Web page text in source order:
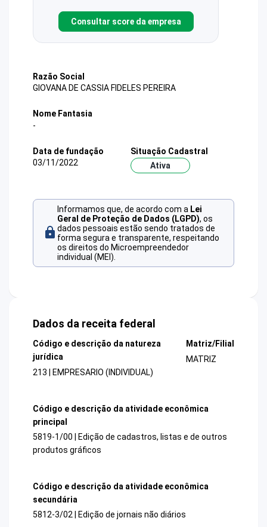
Consultar score da empresa
Razão Social
GIOVANA DE CASSIA FIDELES PEREIRA
Nome Fantasia
-
Data de fundação
03/11/2022
Situação Cadastral
Ativa
Informamos que, de acordo com a Lei
Geral de Proteção de Dados (LGPD), os
dados pessoais estão sendo tratados de
forma segura e transparente, respeitando
os direitos do Microempreendedor
individual (MEI).
Dados da receita federal
Código e descrição da natureza
jurídica
213 | EMPRESARIO (INDIVIDUAL)
Matriz/Filial
MATRIZ
Código e descrição da atividade econômica
principal
5819-1/00 | Edição de cadastros, listas e de outros
produtos gráficos
Código e descrição da atividade econômica
secundária
5812-3/02 | Edição de jornais não diários